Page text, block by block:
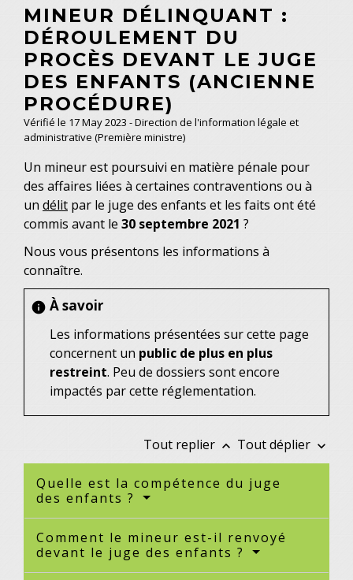
MINEUR DÉLINQUANT :
DÉROULEMENT DU
PROCÈS DEVANT LE JUGE
DES ENFANTS (ANCIENNE
PROCÉDURE)
Vérifié le 17 May 2023 - Direction de l'information légale et
administrative (Première ministre)
Un mineur est poursuivi en matière pénale pour
des affaires liées à certaines contraventions ou à
un délit par le juge des enfants et les faits ont été
commis avant le 30 septembre 2021 ?
Nous vous présentons les informations à
connaître.
info À savoir
Les informations présentées sur cette page
concernent un public de plus en plus
restreint. Peu de dossiers sont encore
impactés par cette réglementation.
Tout replier keyboard_arrow_up Tout déplier keyboard_arrow_down
Quelle est la compétence du juge
des enfants ?
Comment le mineur est-il renvoyé
devant le juge des enfants ?